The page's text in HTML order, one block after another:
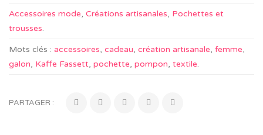
Accessoires mode, Créations artisanales, Pochettes et
trousses.
Mots clés : accessoires, cadeau, création artisanale, femme,
galon, Kaffe Fassett, pochette, pompon, textile.
PARTAGER :